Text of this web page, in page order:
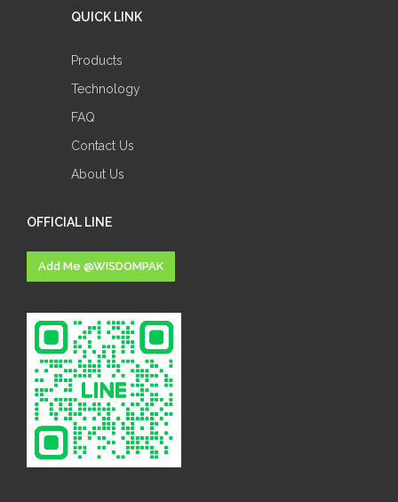
QUICK LINK
Products
Technology
FAQ
Contact Us
About Us
OFFICIAL LINE
Add Me @WISDOMPAK